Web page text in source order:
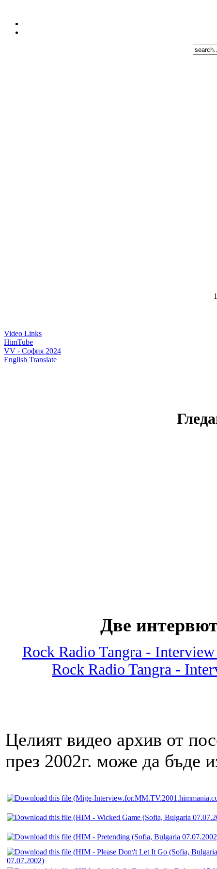
Video Links
HimTube
VV - София 2024
English Translate
Две
Rock Radio Tangra -
Rock Radio Tangra -
Целият видео архив от
през 2002г. може да бъде
07.07.2002)